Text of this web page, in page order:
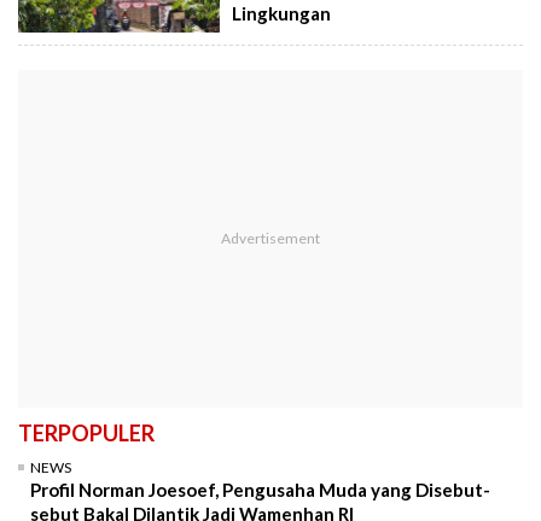
Lingkungan
TERPOPULER
NEWS
Profil Norman Joesoef, Pengusaha Muda yang Disebut-
sebut Bakal Dilantik Jadi Wamenhan RI